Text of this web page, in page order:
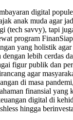
digital
anak muda agar
(tech savvy), tapi
program
yang holistik
lebih cerdas
figur publik dan
agar
di masa
finansial yang
digital di
hingga